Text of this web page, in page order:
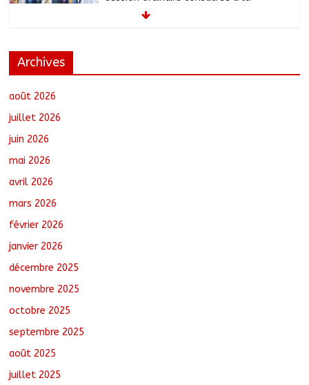
transition numérique
Sahel Défense Industrie
Archives
août 2026
juillet 2026
juin 2026
mai 2026
avril 2026
mars 2026
février 2026
janvier 2026
décembre 2025
novembre 2025
octobre 2025
septembre 2025
août 2025
juillet 2025